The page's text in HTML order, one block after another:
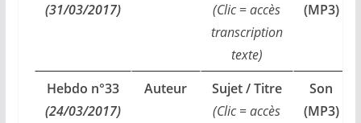
(31/03/2017)
(Clic = accès
transcription
texte)
(MP3)
Hebdo n°33
(24/03/2017)
Auteur
Sujet / Titre
(Clic = accès
Son
(MP3)